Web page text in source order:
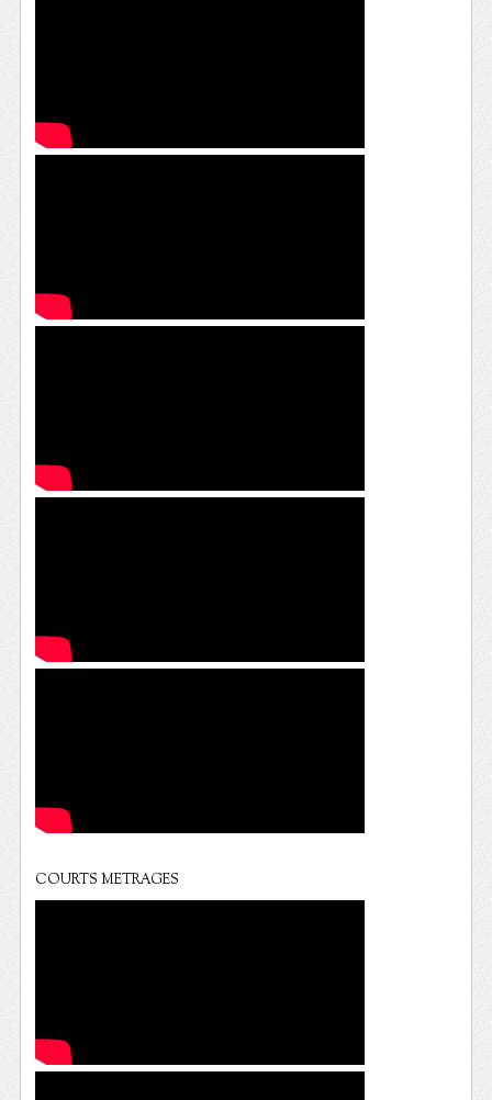
COURTS METRAGES